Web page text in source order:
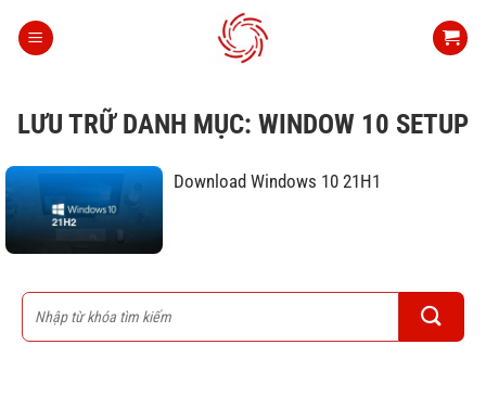
qua
LƯU TRỮ DANH MỤC: WINDOW 10 SETUP
Download Windows 10 21H1